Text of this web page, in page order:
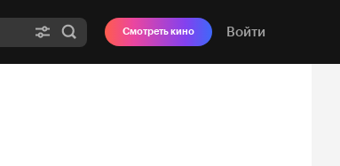
Смотреть кино Войти